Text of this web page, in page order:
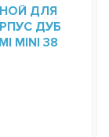
ДЛЯ
ДУБ
MINI 38